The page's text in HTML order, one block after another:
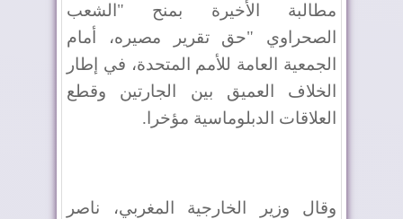
مطالبة الأخيرة بمنح "الشعب
الصحراوي "حق تقرير مصيره، أمام
الجمعية العامة للأمم المتحدة، في إطار
الخلاف العميق بين الجارتين وقطع
العلاقات الدبلوماسية مؤخرا.
وقال وزير الخارجية المغربي، ناصر